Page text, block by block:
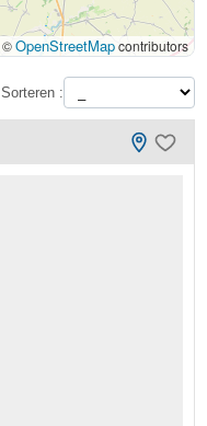
©OpenStreetMapcontributors
Sorteren :